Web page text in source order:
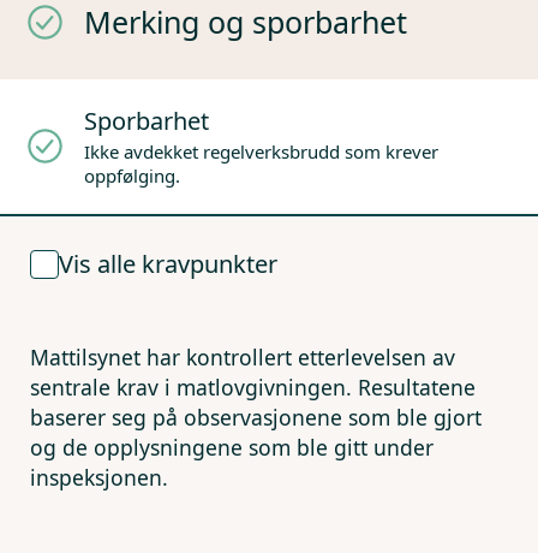
Merking og sporbarhet
Sporbarhet
Ikke avdekket regelverksbrudd som krever
oppfølging.
Vis alle kravpunkter
Mattilsynet har kontrollert etterlevelsen av
sentrale krav i matlovgivningen. Resultatene
baserer seg på observasjonene som ble gjort
og de opplysningene som ble gitt under
inspeksjonen.